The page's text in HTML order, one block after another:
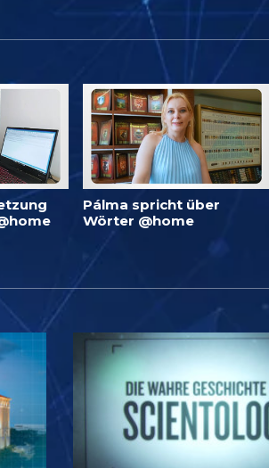
Pálma spricht über
Wörter @home